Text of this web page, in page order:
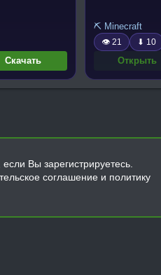
Скачать
⛏️ Minecraft
👁 21 ⬇ 10
Открыть
Вы зарегистрируетесь.
соглашение и политику